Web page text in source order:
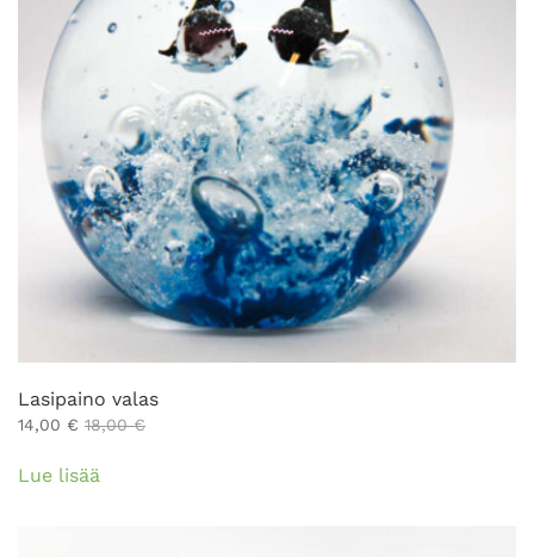
Lasipaino valas
14,00 € 18,00€
Lue lisää